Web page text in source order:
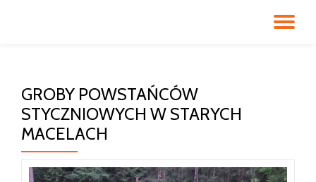
GROBY POWSTAŃCÓW
STYCZNIOWYCH W STARYCH
MACELACH